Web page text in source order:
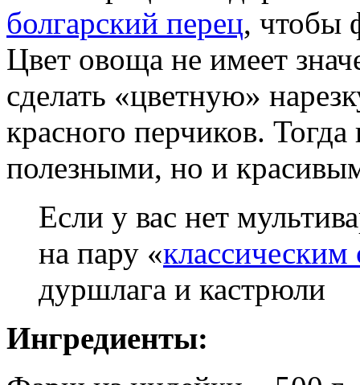
болгарский перец, чтобы
Цвет овоща не имеет
сделать «цветную»
красного перчиков. Тогда
полезными, но и
Если у вас нет
на пару «
дуршлага и кастрюли
Ингредиенты: